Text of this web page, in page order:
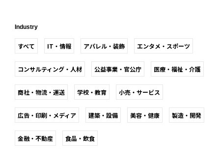
Industry
すべて IT・情報 アパレル・装飾 エンタメ・スポーツ
コンサルティング・人材 公益事業・官公庁 医療・福祉・介護
商社・物流・運送 学校・教育 小売・サービス
広告・印刷・メディア 建築・設備 美容・健康 製造・開発
金融・不動産 食品・飲食